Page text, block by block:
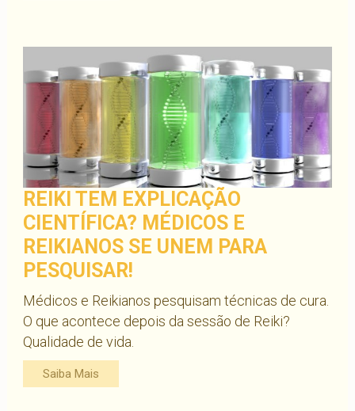
REIKI TEM EXPLICAÇÃO
CIENTÍFICA? MÉDICOS E
REIKIANOS SE UNEM PARA
PESQUISAR!
Médicos e Reikianos pesquisam técnicas de cura.
O que acontece depois da sessão de Reiki?
Qualidade de vida.
Saiba Mais